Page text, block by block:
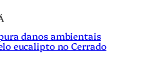
danos ambientais
eucalipto no Cerrado